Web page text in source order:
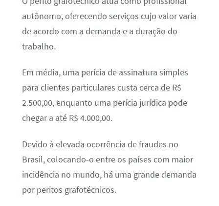
autônomo, oferecendo serviços cujo valor varia
de acordo com a demanda e a duração do
trabalho.
Em média, uma perícia de assinatura simples
para clientes particulares custa cerca de R$
2.500,00, enquanto uma perícia jurídica pode
chegar a até R$ 4.000,00.
Devido à elevada ocorrência de fraudes no
Brasil, colocando-o entre os países com maior
incidência no mundo, há uma grande demanda
por peritos grafotécnicos.